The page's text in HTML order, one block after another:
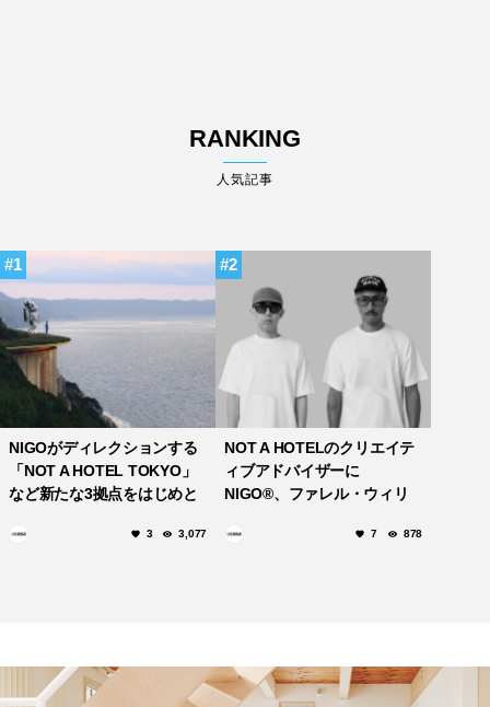
RANKING
人気記事
1
NIGOがディレクションする
「NOT A HOTEL TOKYO」
など新たな3拠点をはじめと
始動！
3 3,077
2
NOT A HOTELのクリエイテ
ィブアドバイザーに
NIGO®、ファレル・ウィリ
して参画！
7 878